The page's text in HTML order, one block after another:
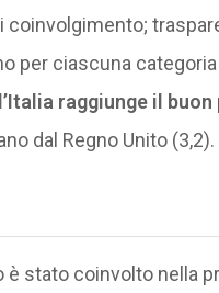
per ciascuna
l’Italia raggiunge il
dal Regno Unito (3,2).
è stato coinvolto nella